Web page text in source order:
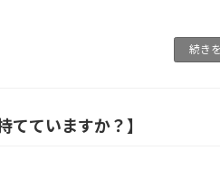
続き
てていますか？】